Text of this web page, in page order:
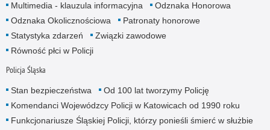
Multimedia - klauzula informacyjna
Odznaka Honorowa
Odznaka Okolicznościowa
Patronaty honorowe
Statystyka zdarzeń
Związki zawodowe
Równość płci w Policji
Policja Śląska
Stan bezpieczeństwa
Od 100 lat tworzymy Policję
Komendanci Wojewódzcy Policji w Katowicach od 1990 roku
Funkcjonariusze Śląskiej Policji, którzy ponieśli śmierć w służbie